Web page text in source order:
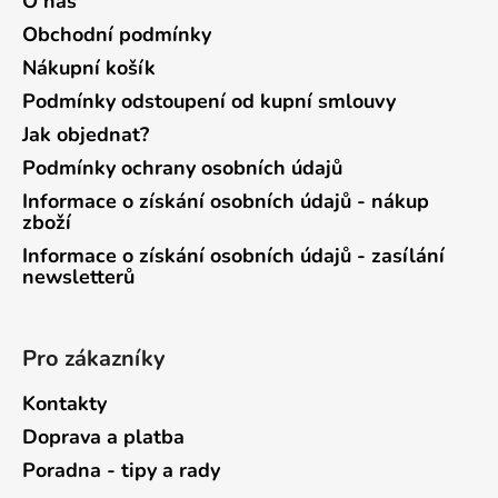
Obchodní podmínky
Nákupní košík
Podmínky odstoupení od kupní smlouvy
Jak objednat?
Podmínky ochrany osobních údajů
Informace o získání osobních údajů - nákup
zboží
Informace o získání osobních údajů - zasílání
newsletterů
Pro zákazníky
Kontakty
Doprava a platba
Poradna - tipy a rady